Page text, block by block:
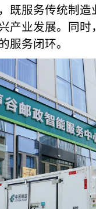
既服务传统制
产业发展。同
服务闭环。